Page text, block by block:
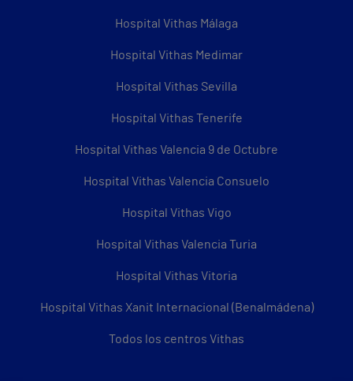
Hospital Vithas Málaga
Hospital Vithas Medimar
Hospital Vithas Sevilla
Hospital Vithas Tenerife
Hospital Vithas Valencia 9 de Octubre
Hospital Vithas Valencia Consuelo
Hospital Vithas Vigo
Hospital Vithas Valencia Turia
Hospital Vithas Vitoria
Hospital Vithas Xanit Internacional (Benalmádena)
Todos los centros Vithas